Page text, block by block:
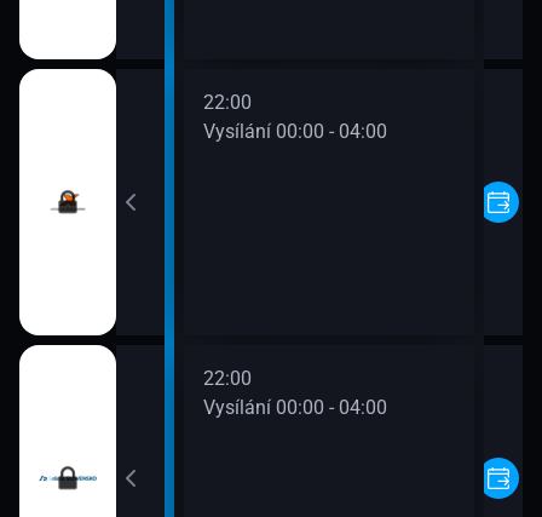
22:00
Vysílání 00:00 - 04:00
22:00
Vysílání 00:00 - 04:00